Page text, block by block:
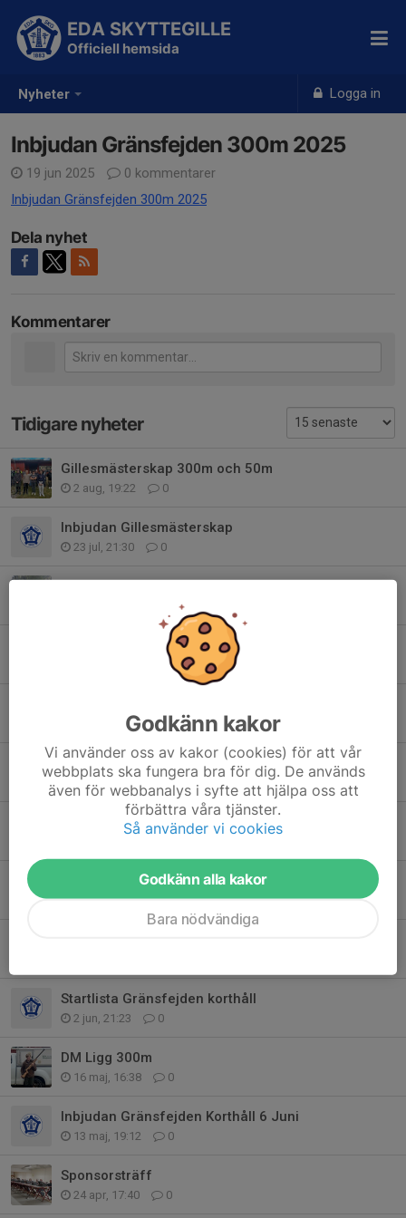
Nyheter Logga in
EDA SKYTTEGILLE
Officiell hemsida
Inbjudan Gränsfejden 300m 2025
19 jun 2025
0 kommentarer
Inbjudan Gränsfejden 300m 2025
Dela nyhet
Kommentarer
Tidigare nyheter
Gillesmästerskap 300m och 50m
2 aug, 19:22 0
Inbjudan Gillesmästerskap
23 jul, 21:30 0
Resultat Gränsfejden 300m 2026
7 jul, 20:14 0
Inbjudan Gränsfejden 300m 2026
23 jun, 18:37 0
Midsommar
Gränsfejden 50m
6 jun, 18:22 0
Startlista Gränsfejden korthåll
2 jun, 21:23 0
DM Ligg 300m
16 maj, 16:38 0
Inbjudan Gränsfejden Korthåll 6 Juni
13 maj, 19:12 0
Sponsorsträff
24 apr, 17:40 0
Godkänn kakor
Vi använder oss av kakor (cookies) för att vår
webbplats ska fungera bra för dig. De används
även för webbanalys i syfte att hjälpa oss att
förbättra våra tjänster.
Så använder vi cookies
Godkänn alla kakor
Bara nödvändiga